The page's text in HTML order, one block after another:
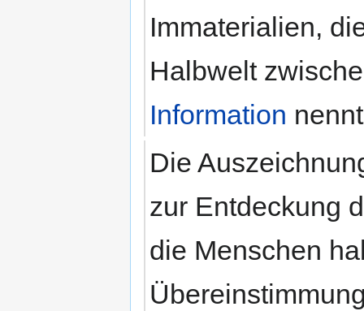
Immaterialien,
Halbwelt
Information
Die
zur Entdeckung
die Menschen